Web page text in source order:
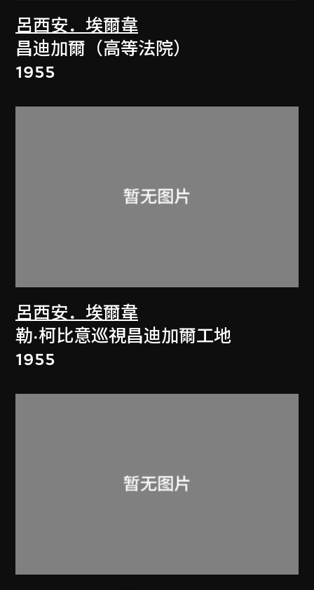
呂西安．埃爾韋
昌迪加爾（高等法院）
1955
呂西安．埃爾韋
勒·柯比意巡視昌迪加爾工地
1955